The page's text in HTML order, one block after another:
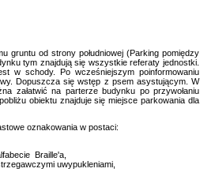
gruntu od strony południowej (Parking pomiędzy
tym znajdują się wszystkie referaty jednostki.
w schody. Po wcześniejszym poinformowaniu
Dopuszcza się wstęp z psem asystującym. W
załatwić na parterze budynku po przywołaniu
obiektu znajduje się miejsce parkowania dla
oznakowania w postaci:
Braille'a,
uwypukleniami,